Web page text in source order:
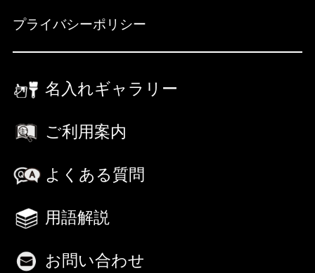
プライバシーポリシー
名入れギャラリー
ご利用案内
よくある質問
用語解説
お問い合わせ